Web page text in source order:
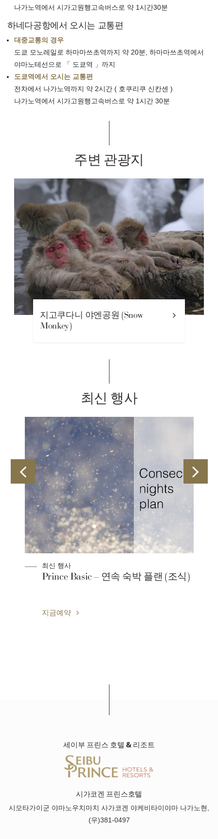
나가노역에서 시가고원행고속버스로 약 1시간30분
하네다공항에서 오시는 교통편
대중교통의 경우
도쿄 모노레일로 하마마쓰초역까지 약 20분, 하마마쓰초역에서
야마노테선으로 「 도쿄역 」까지
도쿄역에서 오시는 교통편
전차에서 나가노역까지 약 2시간 ( 호쿠리쿠 신칸센 )
나가노역에서 시가고원행고속버스로 약 1시간 30분
주변 관광지
지고쿠다니 야엔공원 (Snow
Monkey)
최신 행사
최신 행사
Prince Basic – 연속 숙박 플랜 (조식)
지금예약
세이부 프린스 호텔 & 리조트
시가코겐 프린스호텔
시모타가이군 야마노우치마치 사가코겐 야케비타이야마 나가노현,
(우)381-0497